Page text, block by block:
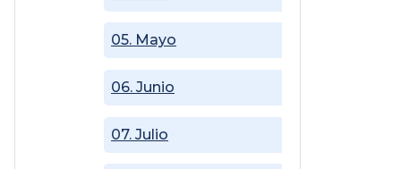
05. Mayo
06. Junio
07. Julio